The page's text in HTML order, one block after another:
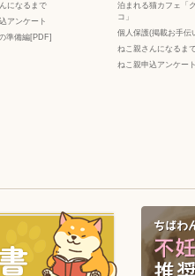
になるまで
アンケート
準備編[PDF]
泊まれる猫カフェ「
コ」
個人保護(掲載お手伝
ねこ親さんになるま
ねこ親申込アンケート